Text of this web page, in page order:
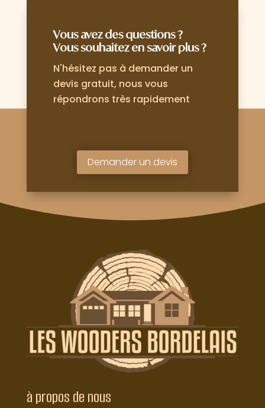
Vous avez des questions ?
Vous souhaitez en savoir plus ?
N'hésitez pas à demander un
devis gratuit, nous vous
répondrons très rapidement
Demander un devis
à propos de nous